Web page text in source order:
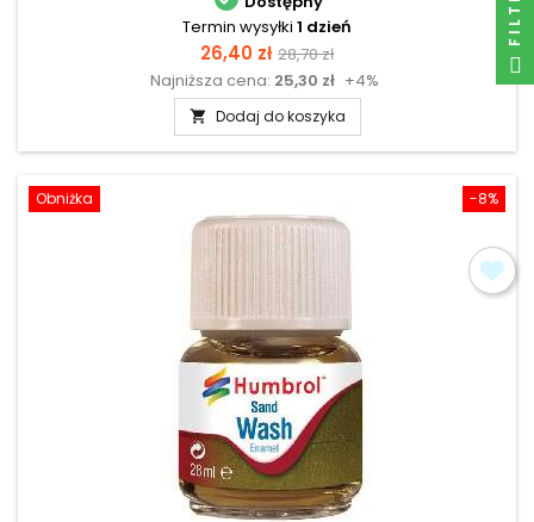
Termin wysyłki 1 dzień
Cena
26,40 zł Cena
podstawowa
28,70 zł
Najniższa cena: 25,30 zł +4%
 Dodaj do koszyka
-8%
Obniżka